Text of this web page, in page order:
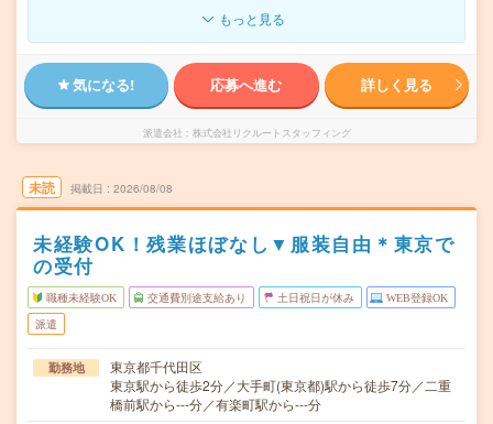
もっと見る
気になる! 応募へ進む 詳しく見る
派遣会社 株式会社リクルートスタッフィング
未読 掲載日 2026/08/08
未経験OK！残業ほぼなし▼服装自由＊東京で
の受付
職種未経験OK 交通費別途支給あり 土日祝日が休み WEB登録OK
派遣
勤務地
東京都千代田区
東京駅から徒歩2分／大手町(東京都)駅から徒歩7分／二重
橋前駅から---分／有楽町駅から---分